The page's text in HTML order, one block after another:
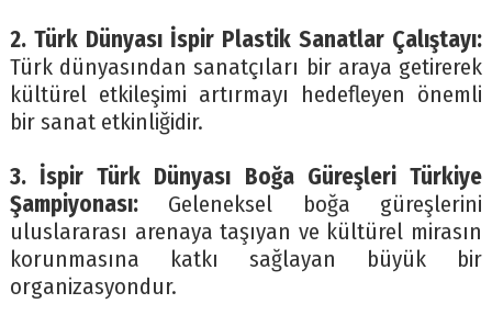
2. Türk Dünyası İspir Plastik Sanatlar Çalıştayı:
Türk dünyasından sanatçıları bir araya getirerek
kültürel etkileşimi artırmayı hedefleyen önemli
bir sanat etkinliğidir.
3. İspir Türk Dünyası Boğa Güreşleri Türkiye
Şampiyonası:Geleneksel boğa güreşlerini
uluslararası arenaya taşıyan ve kültürel mirasın
korunmasına katkı sağlayan büyük bir
organizasyondur.